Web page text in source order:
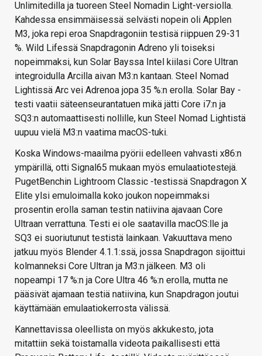
Unlimitedilla ja tuoreen Steel Nomadin Light-versiolla.
Kahdessa ensimmäisessä selvästi nopein oli Applen
M3, joka repi eroa Snapdragoniin testisä riippuen 29-31
%. Wild Lifessä Snapdragonin Adreno yli toiseksi
nopeimmaksi, kun Solar Bayssa Intel kiilasi Core Ultran
integroidulla Arcilla aivan M3:n kantaan. Steel Nomad
Lightissä Arc vei Adrenoa jopa 35 %:n erolla. Solar Bay -
testi vaatii säteenseurantatuen mikä jätti Core i7:n ja
SQ3:n automaattisesti nollille, kun Steel Nomad Lightistä
uupuu vielä M3:n vaatima macOS-tuki.
Koska Windows-maailma pyörii edelleen vahvasti x86:n
ympärillä, otti Signal65 mukaan myös emulaatiotestejä.
PugetBenchin Lightroom Classic -testissä Snapdragon X
Elite ylsi emuloimalla koko joukon nopeimmaksi
prosentin erolla saman testin natiivina ajavaan Core
Ultraan verrattuna. Testi ei ole saatavilla macOS:lle ja
SQ3 ei suoriutunut testistä lainkaan. Vakuuttava meno
jatkuu myös Blender 4.1.1:ssä, jossa Snapdragon sijoittui
kolmanneksi Core Ultran ja M3:n jälkeen. M3 oli
nopeampi 17 %:n ja Core Ultra 46 %:n erolla, mutta ne
pääsivät ajamaan testiä natiivina, kun Snapdragon joutui
käyttämään emulaatiokerrosta välissä.
Kannettavissa oleellista on myös akkukesto, jota
mitattiin sekä toistamalla videota paikallisesti että